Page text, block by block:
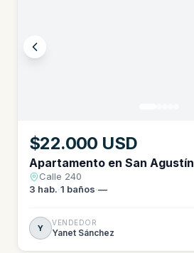
$22.000 USD
Apartamento en San Agustín
Calle 240
3 hab.·1 baños·—
Y
VENDEDOR
Yanet Sánchez